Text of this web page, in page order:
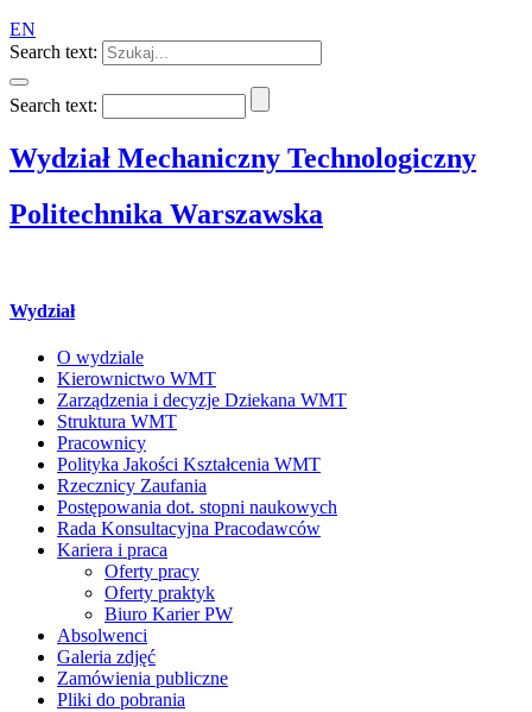
EN
Search text:
Search text:
Wydział Mechaniczny Technologiczny
Politechnika Warszawska
Wydział
O wydziale
Kierownictwo WMT
Zarządzenia i decyzje Dziekana WMT
Struktura WMT
Pracownicy
Polityka Jakości Kształcenia WMT
Rzecznicy Zaufania
Postępowania dot. stopni naukowych
Rada Konsultacyjna Pracodawców
Kariera i praca
Oferty pracy
Oferty praktyk
Biuro Karier PW
Absolwenci
Galeria zdjęć
Zamówienia publiczne
Pliki do pobrania